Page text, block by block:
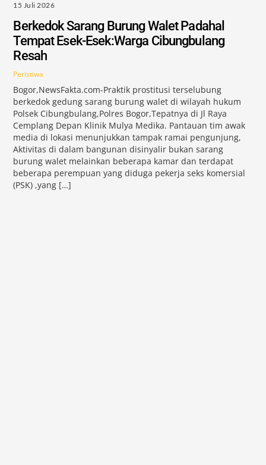
15 Juli 2026
Berkedok Sarang Burung Walet Padahal
Tempat Esek-Esek:Warga Cibungbulang
Resah
Peristiwa
Bogor,NewsFakta.com-Praktik prostitusi terselubung
berkedok gedung sarang burung walet di wilayah hukum
Polsek Cibungbulang,Polres Bogor,Tepatnya di Jl Raya
Cemplang Depan Klinik Mulya Medika. Pantauan tim awak
media di lokasi menunjukkan tampak ramai pengunjung,
Aktivitas di dalam bangunan disinyalir bukan sarang
burung walet melainkan beberapa kamar dan terdapat
beberapa perempuan yang diduga pekerja seks komersial
(PSK) ,yang […]